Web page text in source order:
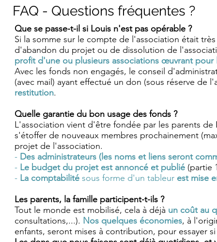
FAQ - Questions fréquentes ?
Que se passe-t-il si Louis n'est pas opérable ?
Si la somme sur le compte de l'association était
d'abandon du projet ou de dissolution de
profit d'une ou plusieurs associations œuvrantpour
Avec les fonds non engagés, le conseil
(avec mail) ayant effectué un don (sous réserve
restitution.
Quelle garantie du bon usage des fonds ?
L'association vient d'être fondée par les parents de
s'étoffer de nouveaux membres prochainement
projet de l'association.
- Des administrateurs (les noms et liens seront
- Le budget du projet est annoncé et publié (partie
- La comptabilité sous forme d'un tableur est mise
Les parents, la famille participent-t-ils ?
Tout le monde est mobilisé, cela à déjà un coût au
consultations,...). Nos quelques économies, à
enfants, seront mises à contribution, pour essayer